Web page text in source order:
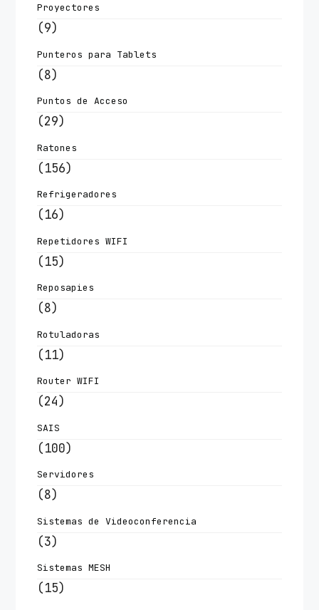
Proyectores
(9)
Punteros para Tablets
(8)
Puntos de Acceso
(29)
Ratones
(156)
Refrigeradores
(16)
Repetidores WIFI
(15)
Reposapies
(8)
Rotuladoras
(11)
Router WIFI
(24)
SAIS
(100)
Servidores
(8)
Sistemas de Videoconferencia
(3)
Sistemas MESH
(15)